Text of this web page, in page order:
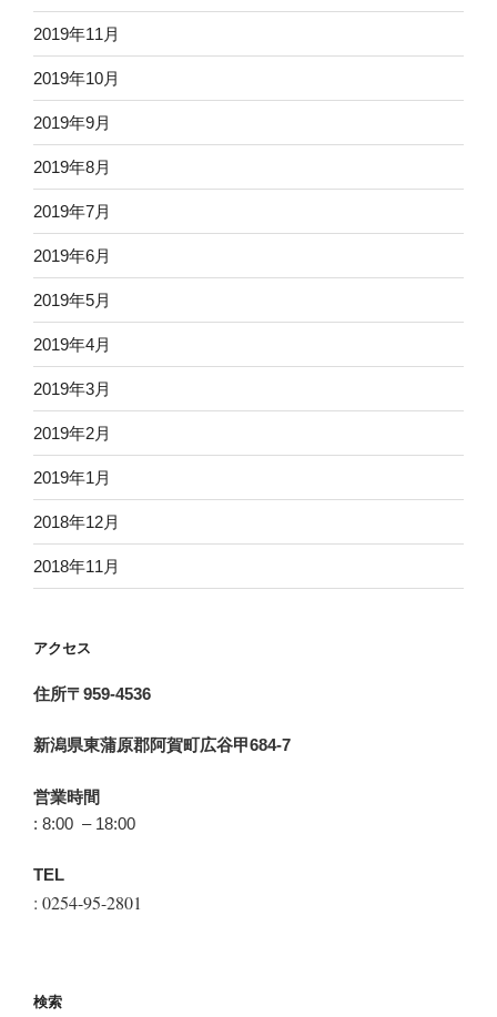
2019年11月
2019年10月
2019年9月
2019年8月
2019年7月
2019年6月
2019年5月
2019年4月
2019年3月
2019年2月
2019年1月
2018年12月
2018年11月
アクセス
住所〒959-4536
新潟県東蒲原郡阿賀町広谷甲684-7
営業時間
: 8:00 – 18:00
TEL
: 0254-95-2801
検索